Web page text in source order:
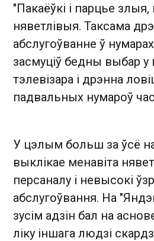
"Пакаёўкі і парцье злыя,
няветлівыя. Таксама
абслугоўванне ў
засмуціў бедны выбар
тэлевізара і дрэнна
падвальных нумароў
У цэлым больш за ўсё
выклікае менавіта
персаналу і невысокі
абслугоўвання. На
зусім адзін бал на
ліку іншага людзі